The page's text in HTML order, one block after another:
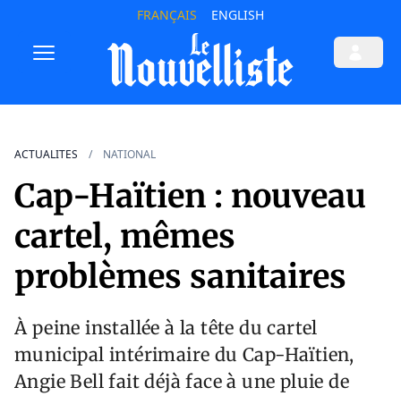
FRANÇAIS ENGLISH
ACTUALITES NATIONAL
Cap-Haïtien : nouveau
cartel, mêmes
problèmes sanitaires
À peine installée à la tête du cartel
municipal intérimaire du Cap-Haïtien,
Angie Bell fait déjà face à une pluie de